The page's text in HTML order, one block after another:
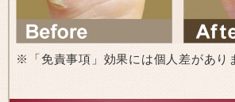
※「免責事項」効果には個人差があり